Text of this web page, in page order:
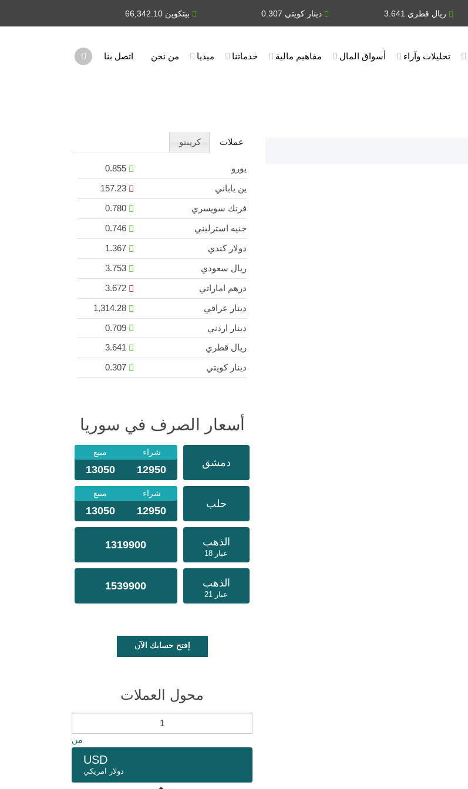
بيتكوين 66,342.10 ريال قطري 3.641 دينار كويتي 0.307
تحليلات وآراء أسواق المال مفاهيم مالية خدماتنا ميديا من نحن اتصل بنا
عملات كريبتو
يورو
ين ياباني
فرنك سويسري
جنيه استرليني
دولار كندي
ريال سعودي
درهم اماراتي
دينار عراقي
دينار اردني
ريال قطري
دينار كويتي
أسعار الصرف في سوريا
دمشق
شراء مبيع
12950
13050
حلب
شراء مبيع
12950
13050
الذهب
عيار 18
1319900
الذهب
عيار 21
1539900
إفتح حسابك الآن
محول العملات
من
USD
دولار امريكي